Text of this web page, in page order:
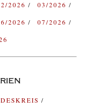
2026
03/2026
2026
07/2026